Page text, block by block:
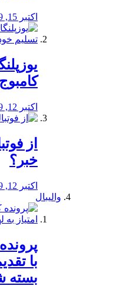
اکتبر 15, 2019
اکتبر 12, 2019
از
خبر؟
اکتبر 12, 2019
والیبال
با
بسته